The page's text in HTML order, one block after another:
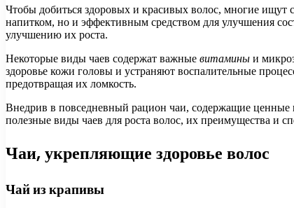
Чтобы добиться здоровых и красивых волос, многие
напитком, но и эффективным средством для улучшения
улучшению их роста.
Некоторые виды чаев содержат важные витамины и
здоровье кожи головы и устраняют воспалительные
предотвращая их ломкость.
Внедрив в повседневный рацион чаи, содержащие ценные
полезные виды чаев для роста волос, их преимущества и
Чаи, укрепляющие здоровье волос
Чай из крапивы